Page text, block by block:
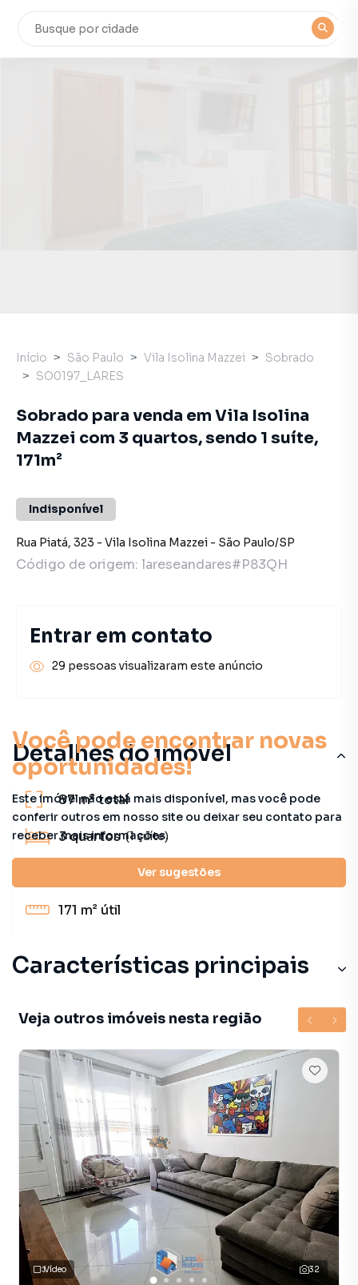
Você pode encontrar novas
oportunidades!
Este imóvel não está mais disponível, mas você pode
conferir outros em nosso site ou deixar seu contato para
receber mais informações.
Ver sugestões
Detalhes do imóvel
87 m²total
3quartos (1 suíte)
171 m² útil
Características principais
Veja outros imóveis nesta região
32
Vídeo
Início São Paulo Vila Isolina Mazzei
Sobrado
SO0197_LARES
Sobrado para venda em Vila Isolina
Mazzei com 3 quartos, sendo 1 suíte,
171m²
Indisponível
Rua Piatá, 323 - Vila Isolina Mazzei - São Paulo/SP
Código de origem: lareseandares#P83QH
Entrar em contato
29 pessoas visualizaram este anúncio